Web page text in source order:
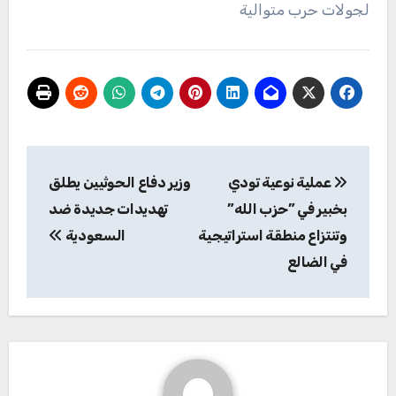
‬لجولات‭ ‬حرب‭ ‬متوالية
المقالات
عملية نوعية تودي
بخبير في ”حزب الله”
وتنتزاع منطقة استراتيجية
في الضالع
وزير دفاع الحوثيين يطلق
تهديدات جديدة ضد
السعودية